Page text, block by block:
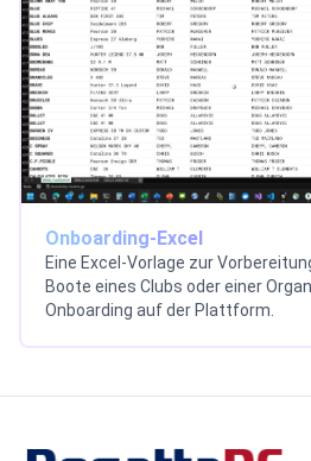
Onboarding-Excel
Eine Excel-Vorlage zur
Boote eines Clubs oder einer
Onboarding auf der Plattform.